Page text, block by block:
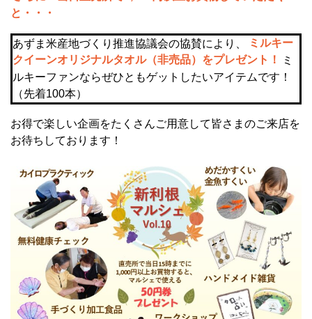
と・・・
あずま米産地づくり推進協議会の協賛により、
ミルキー
クイーンオリジナルタオル（非売品）をプレゼント！
ミ
ルキーファンならぜひともゲットしたいアイテムです！
（先着100本）
お得で楽しい企画をたくさんご用意して皆さまのご来店を
お待ちしております！